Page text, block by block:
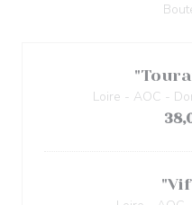
Loire - AOC -